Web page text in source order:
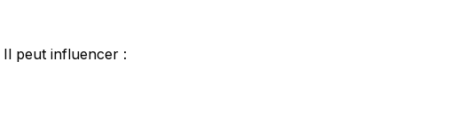
peut influencer :